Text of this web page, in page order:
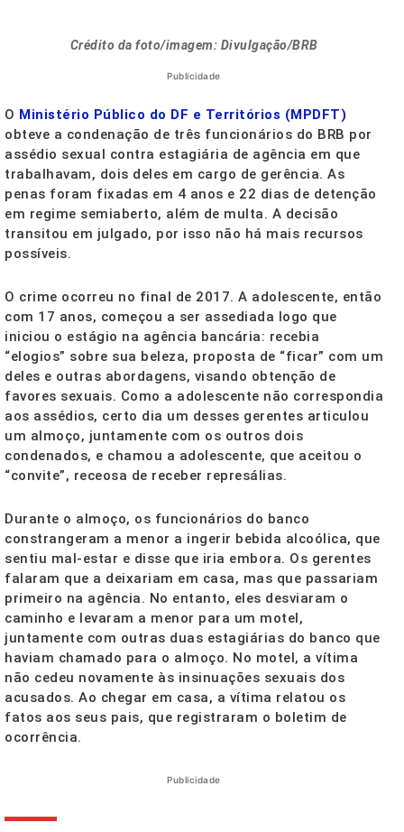
Crédito da foto/imagem: Divulgação/BRB
Publicidade
O Ministério Público do DF e Territórios (MPDFT)
obteve a condenação de três funcionários do BRB por
assédio sexual contra estagiária de agência em que
trabalhavam, dois deles em cargo de gerência. As
penas foram fixadas em 4 anos e 22 dias de detenção
em regime semiaberto, além de multa. A decisão
transitou em julgado, por isso não há mais recursos
possíveis.
O crime ocorreu no final de 2017. A adolescente, então
com 17 anos, começou a ser assediada logo que
iniciou o estágio na agência bancária: recebia
“elogios” sobre sua beleza, proposta de “ficar” com um
deles e outras abordagens, visando obtenção de
favores sexuais. Como a adolescente não correspondia
aos assédios, certo dia um desses gerentes articulou
um almoço, juntamente com os outros dois
condenados, e chamou a adolescente, que aceitou o
“convite”, receosa de receber represálias.
Durante o almoço, os funcionários do banco
constrangeram a menor a ingerir bebida alcoólica, que
sentiu mal-estar e disse que iria embora. Os gerentes
falaram que a deixariam em casa, mas que passariam
primeiro na agência. No entanto, eles desviaram o
caminho e levaram a menor para um motel,
juntamente com outras duas estagiárias do banco que
haviam chamado para o almoço. No motel, a vítima
não cedeu novamente às insinuações sexuais dos
acusados. Ao chegar em casa, a vítima relatou os
fatos aos seus pais, que registraram o boletim de
ocorrência.
Publicidade